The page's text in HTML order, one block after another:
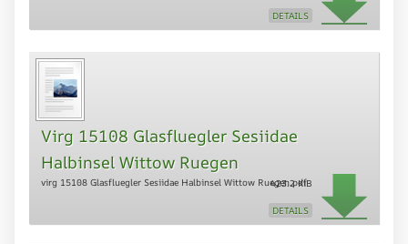
DETAILS
Virg 15108 Glasfluegler Sesiidae
Halbinsel Wittow Ruegen
virg 15108 Glasfluegler Sesiidae Halbinsel Wittow Ruegen.pdf
423.2 KiB
DETAILS